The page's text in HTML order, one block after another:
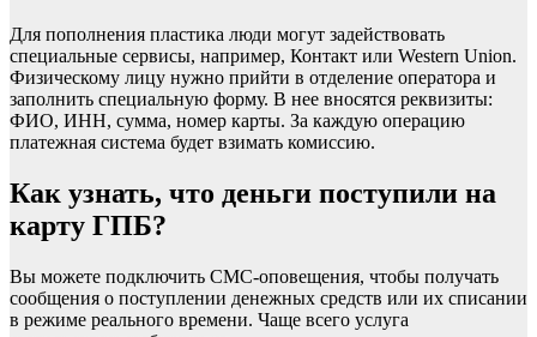
Для пополнения пластика люди могут задействовать
специальные сервисы, например, Контакт или Western Union.
Физическому лицу нужно прийти в отделение оператора и
заполнить специальную форму. В нее вносятся реквизиты:
ФИО, ИНН, сумма, номер карты. За каждую операцию
платежная система будет взимать комиссию.
Как узнать, что деньги поступили на
карту ГПБ?
Вы можете подключить СМС-оповещения, чтобы получать
сообщения о поступлении денежных средств или их списании
в режиме реального времени. Чаще всего услуга